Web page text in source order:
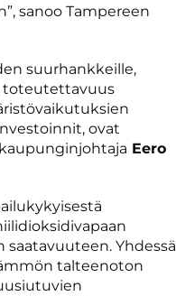
sanoo Tampereen
suurhankkeille,
toteutettavuus
ovat
Eero
Yhdessä
talteenoton